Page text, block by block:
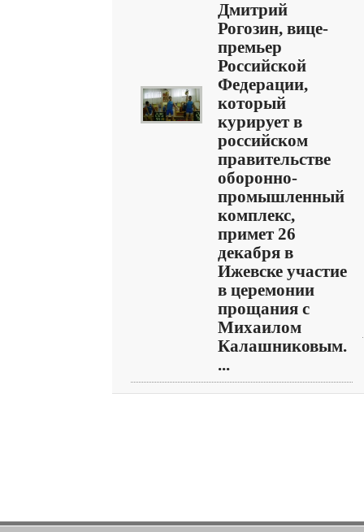
Дмитрий
Рогозин, вице-
премьер
Российской
Федерации,
который
курирует в
российском
правительстве
оборонно-
промышленный
комплекс,
примет 26
декабря в
Ижевске участие
в церемонии
прощания с
Михаилом
Калашниковым.
...